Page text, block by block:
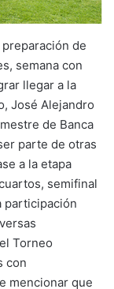
de
semana con
llegar a la
José Alejandro
de Banca
parte de otras
a la etapa
semifinal
participación
Torneo
con
mencionar que